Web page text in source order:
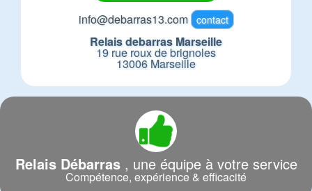
info@debarras13.com contact
Relais debarras Marseille
19 rue roux de brignoles
13006 Marseille
Relais Débarras, une équipe à votre service
Compétence, expérience & efficacité